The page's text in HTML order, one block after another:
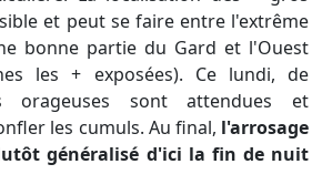
et peut se faire entre l'extrême
bonne partie du Gard et l'Ouest
les + exposées). Ce lundi, de
orageuses sont attendues et
les cumuls. Au final, l'arrosage
généralisé d'ici la fin de nuit